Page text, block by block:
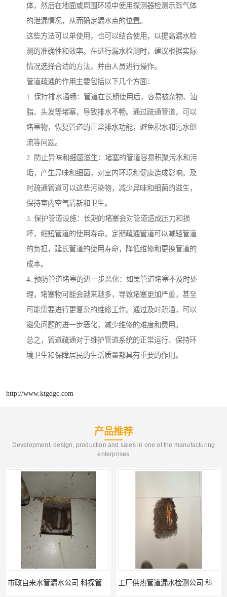
体，然后在地面或周围环境中使用探测器检测示踪气体
的泄漏情况，从而确定漏水点的位置。
这些方法可以单使用，也可以结合使用，以提高漏水检
测的准确性和效率。在进行漏水检测时，建议根据实际
情况选择合适的方法，并由人员进行操作。
管道疏通的作用主要包括以下几个方面：
1. 保持排水通畅：管道在长期使用后，容易被杂物、油
脂、头发等堵塞，导致排水不畅。通过疏通管道，可以
堵塞物，恢复管道的正常排水功能，避免积水和污水倒
流等问题。
2. 防止异味和细菌滋生：堵塞的管道容易积聚污水和污
垢，产生异味和细菌，对室内环境和健康造成影响。及
时疏通管道可以这些污染物，减少异味和细菌的滋生，
保持室内空气清新和卫生。
3. 保护管道设施：长期的堵塞会对管道造成压力和损
坏，缩短管道的使用寿命。定期疏通管道可以减轻管道
的负担，延长管道的使用寿命，降低维修和更换管道的
成本。
4. 预防管道堵塞的进一步恶化：如果管道堵塞不及时处
理，堵塞物可能会越来越多，导致堵塞更加严重，甚至
可能需要进行更复杂的维修工作。通过及时疏通，可以
避免问题的进一步恶化，减少维修的难度和费用。
总之，管道疏通对于维护管道系统的正常运行、保持环
境卫生和保障居民的生活质量都具有重要的作用。
http://www.ktgdgc.com
产品推荐
Development, design, production and sales in one of the manufacturing
enterprises
市政自来水管漏水公司 科探管道工程 工厂供热管道漏水检测公司 科探管道工程